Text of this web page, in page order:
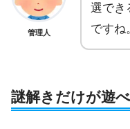
管理人
選でき
ですね
謎解きだけが遊